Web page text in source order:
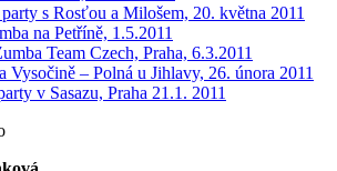
s Rosťou a Milošem, 20. května 2011
na Petříně, 1.5.2011
Team Czech, Praha, 6.3.2011
Vysočině – Polná u Jihlavy, 26. února 2011
v Sasazu, Praha 21.1. 2011